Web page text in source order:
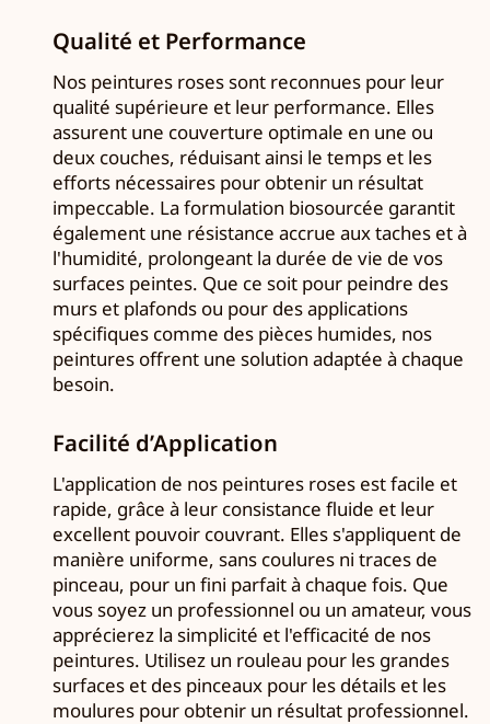
Qualité et Performance
Nos peintures roses sont reconnues pour leur
qualité supérieure et leur performance. Elles
assurent une couverture optimale en une ou
deux couches, réduisant ainsi le temps et les
efforts nécessaires pour obtenir un résultat
impeccable. La formulation biosourcée garantit
également une résistance accrue aux taches et à
l'humidité, prolongeant la durée de vie de vos
surfaces peintes. Que ce soit pour peindre des
murs et plafonds ou pour des applications
spécifiques comme des pièces humides, nos
peintures offrent une solution adaptée à chaque
besoin.
Facilité d’Application
L'application de nos peintures roses est facile et
rapide, grâce à leur consistance fluide et leur
excellent pouvoir couvrant. Elles s'appliquent de
manière uniforme, sans coulures ni traces de
pinceau, pour un fini parfait à chaque fois. Que
vous soyez un professionnel ou un amateur, vous
apprécierez la simplicité et l'efficacité de nos
peintures. Utilisez un rouleau pour les grandes
surfaces et des pinceaux pour les détails et les
moulures pour obtenir un résultat professionnel.